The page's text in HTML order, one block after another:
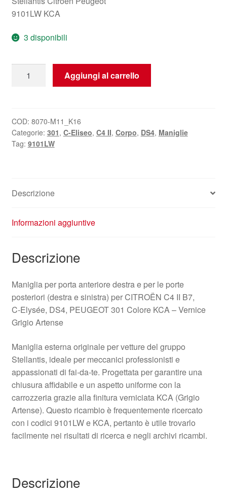
9101LW KCA
3 disponibili
Porta
DS
KCA
9101LW
Aggiungi al carrello
COD: 8070-M11_K16
Categorie: 301, C-Eliseo, C4 II, Corpo, DS4, Maniglie
Tag: 9101LW
Descrizione
Informazioni aggiuntive
Descrizione
Maniglia per porta anteriore destra e per le porte
posteriori (destra e sinistra) per CITROËN C4 II B7,
C‑Elysée, DS4, PEUGEOT 301 Colore KCA – Vernice
Grigio Artense
Maniglia esterna originale per vetture del gruppo
Stellantis, ideale per meccanici professionisti e
appassionati di fai‑da‑te. Progettata per garantire una
chiusura affidabile e un aspetto uniforme con la
carrozzeria grazie alla finitura verniciata KCA (Grigio
Artense). Questo ricambio è frequentemente ricercato
con i codici 9101LW e KCA, pertanto è utile trovarlo
facilmente nei risultati di ricerca e negli archivi ricambi.
Descrizione